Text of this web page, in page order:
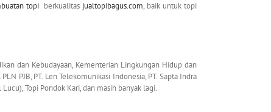
topi berkualitas jualtopibagus.com, baik untuk topi
dan Kebudayaan, Kementerian Lingkungan Hidup dan
PJB, PT. Len Telekomunikasi Indonesia, PT. Sapta Indra
Topi Pondok Kari, dan masih banyak lagi.